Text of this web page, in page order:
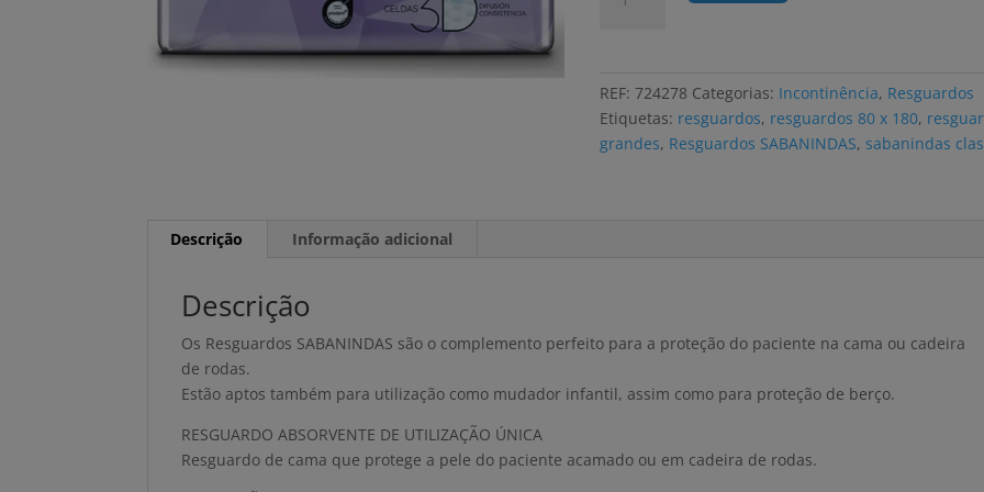
80x180
(25
REF:724278 Categorias: Incontinência, Resguardos
Etiquetas: resguardos, resguardos 80 x 180,
grandes, Resguardos SABANINDAS, sabanindas
Descrição Informação adicional
Descrição
Os Resguardos SABANINDAS são o complemento perfeito para a proteção do paciente na cama ou cadeira
de rodas.
Estão aptos também para utilização como mudador infantil, assim como para proteção de berço.
RESGUARDO ABSORVENTE DE UTILIZAÇÃO ÚNICA
Resguardo de cama que protege a pele do paciente acamado ou em cadeira de rodas.